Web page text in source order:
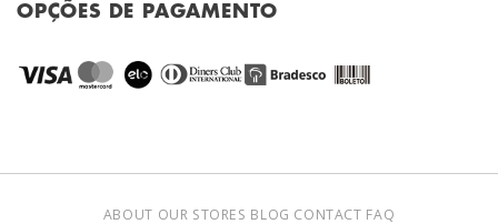
OPÇÕES DE PAGAMENTO
ABOUT OUR STORES BLOG CONTACT FAQ